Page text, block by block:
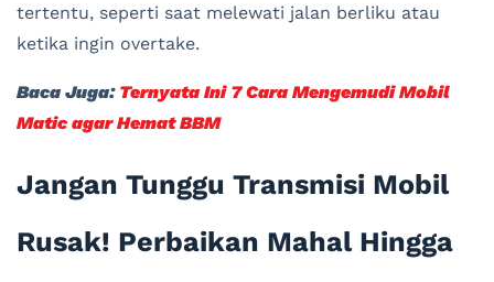
tertentu, seperti saat melewati jalan berliku atau
ketika ingin overtake.
Baca Juga: Ternyata Ini 7 Cara Mengemudi Mobil
Matic agar Hemat BBM
Jangan Tunggu Transmisi Mobil
Rusak! Perbaikan Mahal Hingga